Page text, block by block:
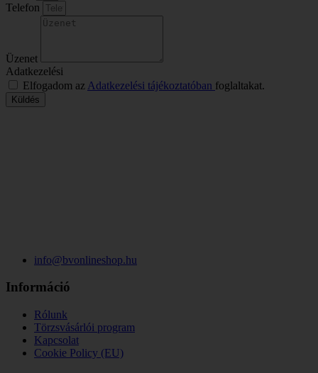
Telefon
Üzenet
Adatkezelési
Elfogadom az Adatkezelési tájékoztatóban foglaltakat.
Küldés
info@bvonlineshop.hu
Információ
Rólunk
Törzsvásárlói program
Kapcsolat
Cookie Policy (EU)